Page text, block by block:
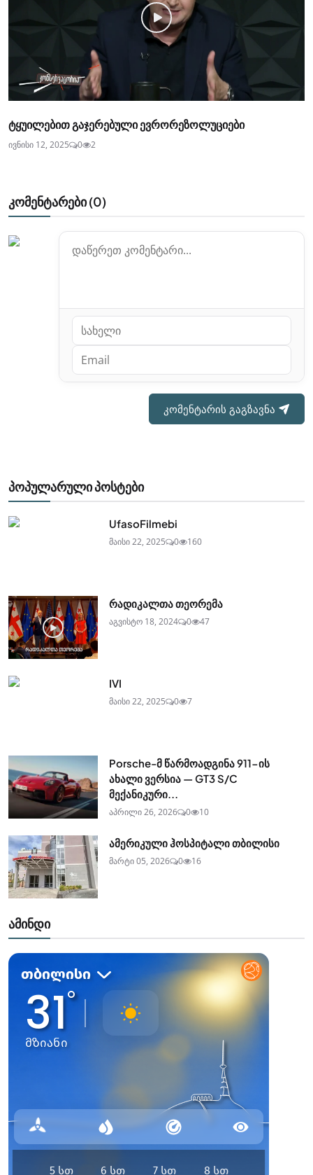
ტყუილებით გაჯერებული ევრორეზოლუციები
ივნისი 12, 2025 0 2
კომენტარები (0)
კომენტარის გაგზავნა
პოპულარული პოსტები
UfasoFilmebi
მაისი 22, 2025 0 160
რადიკალთა თეორემა
აგვისტო 18, 2024 0 47
IVI
მაისი 22, 2025 0 7
Porsche-მ წარმოადგინა 911-ის
ახალი ვერსია — GT3 S/C
მექანიკური...
აპრილი 26, 2026 0 10
ამერიკული ჰოსპიტალი თბილისი
მარტი 05, 2026 0 16
ამინდი